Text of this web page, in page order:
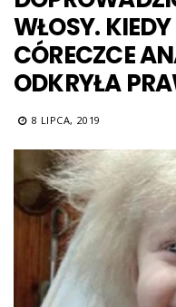
WŁOSY.
CÓRECZCE
ODKRYŁA
8 LIPCA, 2019